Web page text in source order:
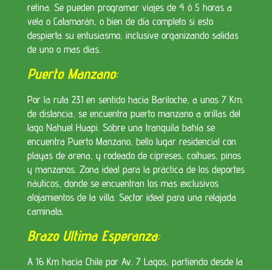
retina. Se pueden programar viajes de 4 ó 5 horas a
vela o Catamarán, o bien de día completo si esto
despierta su entusiasmo, inclusive organizando salidas
de uno o mas días.
Puerto Manzano:
Por la ruta 231 en sentido hacia Bariloche, a unos 7 Km.
de distancia, se encuentra puerto manzano a orillas del
lago Nahuel Huapi. Sobre una tranquila bahía se
encuentra Puerto Manzano, bello lugar residencial con
playas de arena, y rodeado de cipreses, coihues, pinos
y manzanos. Zona ideal para la práctica de los deportes
náuticos, donde se encuentran los mas exclusivos
alojamientos de la villa. Sector ideal para una relajada
caminata.
Brazo Ultima Esperanza:
A 16 Km hacia Chile por Av. 7 Lagos, partiendo desde la